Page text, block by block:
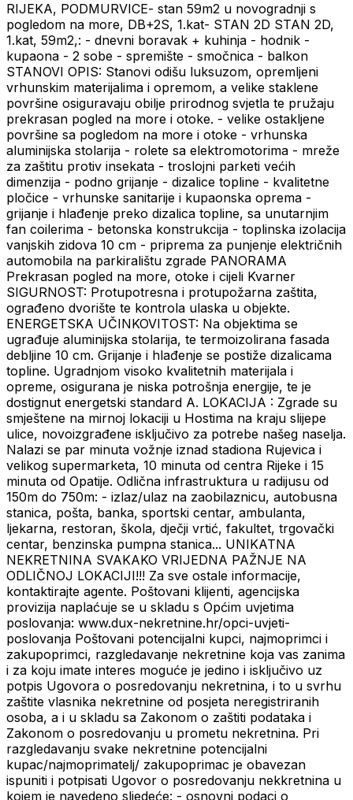
RIJEKA, PODMURVICE- stan 59m2 u novogradnji s
pogledom na more, DB+2S, 1.kat- STAN 2D STAN 2D,
1.kat, 59m2,: - dnevni boravak + kuhinja - hodnik -
kupaona - 2 sobe - spremište - smočnica - balkon
STANOVI OPIS: Stanovi odišu luksuzom, opremljeni
vrhunskim materijalima i opremom, a velike staklene
površine osiguravaju obilje prirodnog svjetla te pružaju
prekrasan pogled na more i otoke. - velike ostakljene
površine sa pogledom na more i otoke - vrhunska
aluminijska stolarija - rolete sa elektromotorima - mreže
za zaštitu protiv insekata - troslojni parketi većih
dimenzija - podno grijanje - dizalice topline - kvalitetne
pločice - vrhunske sanitarije i kupaonska oprema -
grijanje i hlađenje preko dizalica topline, sa unutarnjim
fan coilerima - betonska konstrukcija - toplinska izolacija
vanjskih zidova 10 cm - priprema za punjenje električnih
automobila na parkiralištu zgrade PANORAMA
Prekrasan pogled na more, otoke i cijeli Kvarner
SIGURNOST: Protupotresna i protupožarna zaštita,
ograđeno dvorište te kontrola ulaska u objekte.
ENERGETSKA UČINKOVITOST: Na objektima se
ugrađuje aluminijska stolarija, te termoizolirana fasada
debljine 10 cm. Grijanje i hlađenje se postiže dizalicama
topline. Ugradnjom visoko kvalitetnih materijala i
opreme, osigurana je niska potrošnja energije, te je
dostignut energetski standard A. LOKACIJA : Zgrade su
smještene na mirnoj lokaciji u Hostima na kraju slijepe
ulice, novoizgrađene isključivo za potrebe našeg naselja.
Nalazi se par minuta vožnje iznad stadiona Rujevica i
velikog supermarketa, 10 minuta od centra Rijeke i 15
minuta od Opatije. Odlična infrastruktura u radijusu od
150m do 750m: - izlaz/ulaz na zaobilaznicu, autobusna
stanica, pošta, banka, sportski centar, ambulanta,
ljekarna, restoran, škola, dječji vrtić, fakultet, trgovački
centar, benzinska pumpna stanica... UNIKATNA
NEKRETNINA SVAKAKO VRIJEDNA PAŽNJE NA
ODLIČNOJ LOKACIJI!!! Za sve ostale informacije,
kontaktirajte agente. Poštovani klijenti, agencijska
provizija naplaćuje se u skladu s Općim uvjetima
poslovanja: www.dux-nekretnine.hr/opci-uvjeti-
poslovanja Poštovani potencijalni kupci, najmoprimci i
zakupoprimci, razgledavanje nekretnine koja vas zanima
i za koju imate interes moguće je jedino i isključivo uz
potpis Ugovora o posredovanju nekretnina, i to u svrhu
zaštite vlasnika nekretnine od posjeta neregistriranih
osoba, a i u skladu sa Zakonom o zaštiti podataka i
Zakonom o posredovanju u prometu nekretnina. Pri
razgledavanju svake nekretnine potencijalni
kupac/najmoprimatelj/ zakupoprimac je obavezan
ispuniti i potpisati Ugovor o posredovanju nekkretnina u
kojem je navedeno sljedeće: - osnovni podaci o